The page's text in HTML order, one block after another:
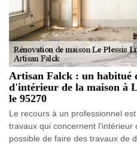
Artisan Falck : un habitué
d'intérieur de la maison à
le 95270
Le recours à un professionnel
travaux qui concernent l'intérieur
possible de faire des travaux de